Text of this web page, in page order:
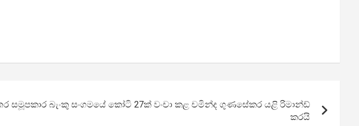
සමූපකාර බැංකු සංගමයේ කෝටි 27ක් වංචා කළ චමින්ද ගුණසේකර යළි රිමාන්ඩ්
කරයි